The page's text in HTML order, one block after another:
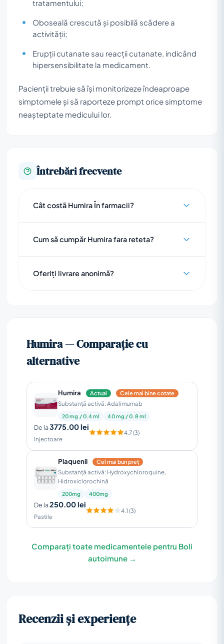
tratamentului;
Oboseală crescută și posibilă scădere a
activității;
Erupții cutanate sau reacții cutanate, indicând
hipersensibilitate la medicament.
Pacienții trebuie să își monitorizeze îndeaproape
simptomele și să raporteze prompt orice simptome
neașteptate medicului lor.
Întrebări frecvente
Cât costã Humira În farmacii?
Cum să cumpăr Humira fara reteta?
Oferiți livrare anonimă?
Humira — Comparație cu
alternative
Humira Actual Cele mai bine cotate
Substanță activă: Adalimumab
20 mg / 0.4 ml 40 mg / 0.8 ml
De la3775.00 lei
Injectoare
4.7 (3)
Plaquenil Cel mai bun preț
Substanță activă: Hydroxychloroquine,
Hidroxiclorochină
200mg 400mg
De la250.00 lei
Pastile
4.1 (3)
Comparați toate medicamentele pentru Boli
autoimune →
Recenzii și experiențe